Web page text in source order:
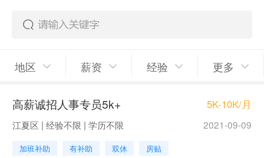
地区 薪资 经验 更多
高薪诚招人事专员5k+ 5K-10K/月
江夏区 | 经验不限 | 学历不限 2021-09-09
加班补助 有补助 双休 房贴